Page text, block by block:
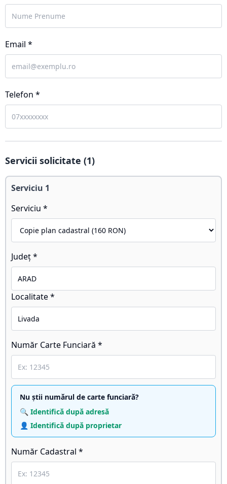
Email *
Telefon *
Servicii solicitate (1)
Serviciu 1
Serviciu *
Județ *
Localitate *
Număr Carte Funciară *
Nu știi numărul de carte funciară?
🔍 Identifică după adresă
👤 Identifică după proprietar
Număr Cadastral *